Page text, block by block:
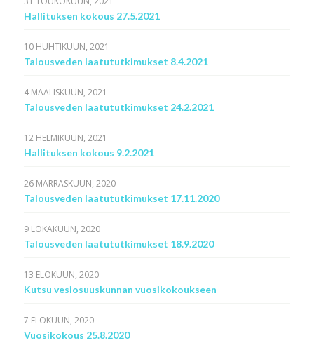
Hallituksen kokous 27.5.2021
10 HUHTIKUUN, 2021
Talousveden laatututkimukset 8.4.2021
4 MAALISKUUN, 2021
Talousveden laatututkimukset 24.2.2021
12 HELMIKUUN, 2021
Hallituksen kokous 9.2.2021
26 MARRASKUUN, 2020
Talousveden laatututkimukset 17.11.2020
9 LOKAKUUN, 2020
Talousveden laatututkimukset 18.9.2020
13 ELOKUUN, 2020
Kutsu vesiosuuskunnan vuosikokoukseen
7 ELOKUUN, 2020
Vuosikokous 25.8.2020